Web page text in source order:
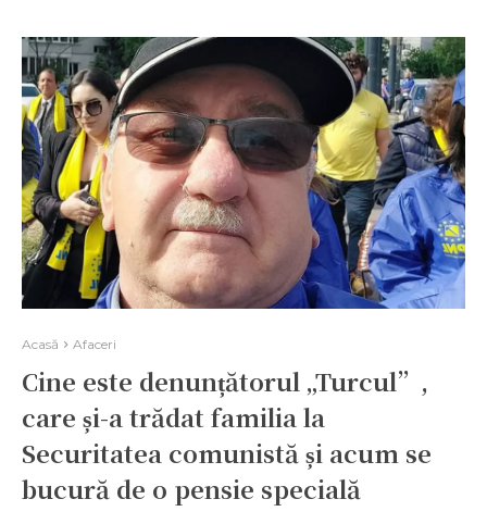
Acasă Afaceri
Cine este denunțătorul „Turcul”,
care și-a trădat familia la
Securitatea comunistă și acum se
bucură de o pensie specială